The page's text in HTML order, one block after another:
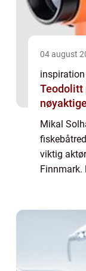
04 august
inspiration
Teodolitt presisjonsverktøyet for
Mikal
viktig
Finnmark.